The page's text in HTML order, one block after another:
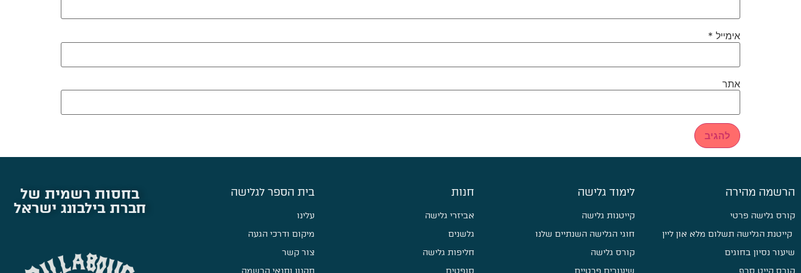
אימייל *
אתר
הרשמה מהירה
קורס גלישה פרטי
קייטנת הגלישה תשלום מלא און ליין
שיעור נסיון בחוגים
קורס קייט סרף
לימוד גלישה
קייטנות גלישה
חוגי הגלישה השנתיים שלנו
קורס גלישה
שיעורים פרטיים
חנות
אביזרי גלישה
גלשנים
חליפות גלישה
סופטים
בית הספר לגלישה
עלינו
מיקום ודרכי הגעה
צור קשר
תקנון ותנאי הרשמה
בחסות רשמית של
חברת בילבונג ישראל